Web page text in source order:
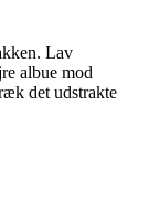
Lav
albue mod
det udstrakte